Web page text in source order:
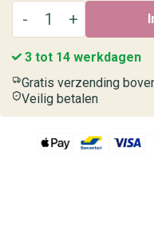
3 tot 14 werkdagen
Gratis verzending
Veilig betalen